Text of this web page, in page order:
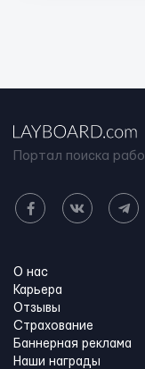
Портал поиска
О нас
Карьера
Отзывы
Страхование
Баннерная реклама
Наши награды